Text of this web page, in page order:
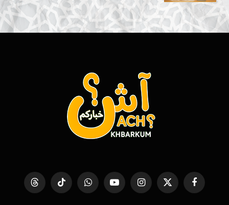
فيسبوك X
(Twitter)
الانستغراميوتيوب واتساب تيكتوك Threads